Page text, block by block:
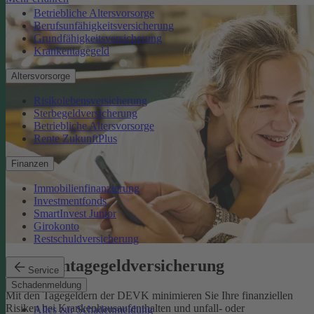
Betriebliche Altersvorsorge
Berufsunfähigkeitsversicherung
Grundfähigkeitsversicherung
Krankentagegeld
Altersvorsorge
Risikolebensversicherung
Sterbegeldversicherung
Betriebliche Altersvorsorge
Rente ZukunftPlus
Finanzen
Immobilienfinanzierung
Investmentfonds
SmartInvest Junior
Girokonto
Restschuldversicherung
Service
Schadenmeldung
Alles zur Schadenmeldung
Krankentagegeldversicherung
Mit den Tagegeldern der DEVK minimieren Sie Ihre finanziellen
Risiken bei Krankenhausaufenthalten und unfall- oder